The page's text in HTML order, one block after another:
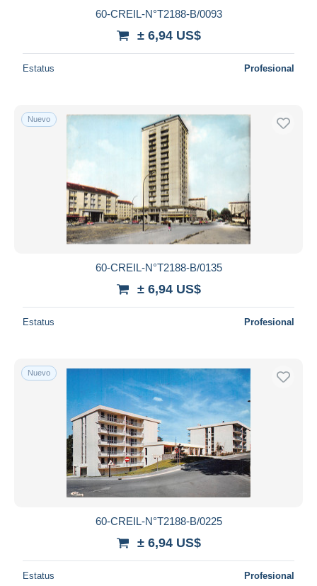
60-CREIL-N°T2188-B/0093
± 6,94 US$
Estatus Profesional
Nuevo
60-CREIL-N°T2188-B/0135
± 6,94 US$
Estatus Profesional
Nuevo
60-CREIL-N°T2188-B/0225
± 6,94 US$
Estatus Profesional